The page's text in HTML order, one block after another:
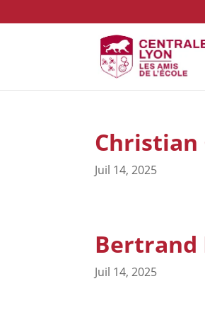
Juil 14, 2025
Bertrand
Juil 14, 2025